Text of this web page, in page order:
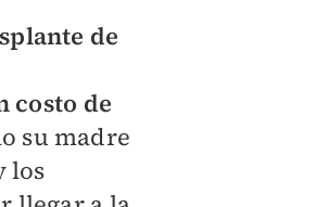
de
costo de
su madre
los